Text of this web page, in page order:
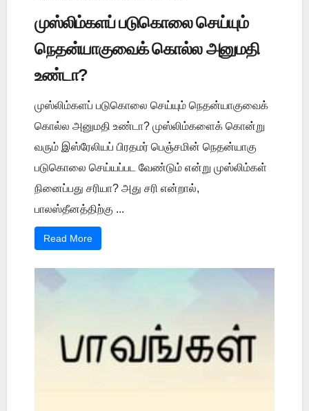
முஸ்லிம்களப் படுகொலை செய்யும்
நெதன்யாகுவைக் கொல்ல அனுமதி
உண்டா?
முஸ்லிம்களப் படுகொலை செய்யும் நெதன்யாகுவைக்
கொல்ல அனுமதி உண்டா? முஸ்லிம்களைக் கொன்று
வரும் இஸ்ரேலியப் பிரதமர் பெஞ்சமின் நெதன்யாகு
படுகொலை செய்யப்பட வேண்டும் என்று முஸ்லிம்கள்
நினைப்பது சரியா? அது சரி என்றால்,
பாலஸ்தீனத்திற்கு ...
Read More